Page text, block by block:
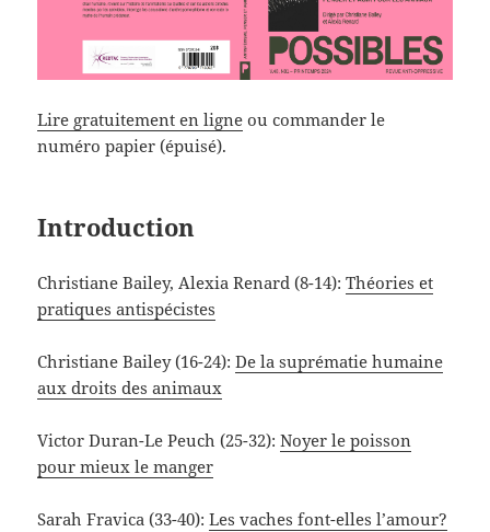
Lire gratuitement en ligne ou commander le
numéro papier (épuisé).
Introduction
Christiane Bailey, Alexia Renard (8-14):Théories et
pratiques antispécistes
Christiane Bailey (16-24):De la suprématie humaine
aux droits des animaux
Victor Duran-Le Peuch (25-32):Noyer le poisson
pour mieux le manger
Sarah Fravica (33-40):Les vaches font-elles l’amour?